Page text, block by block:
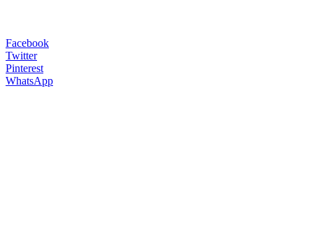
Facebook
Twitter
Pinterest
WhatsApp